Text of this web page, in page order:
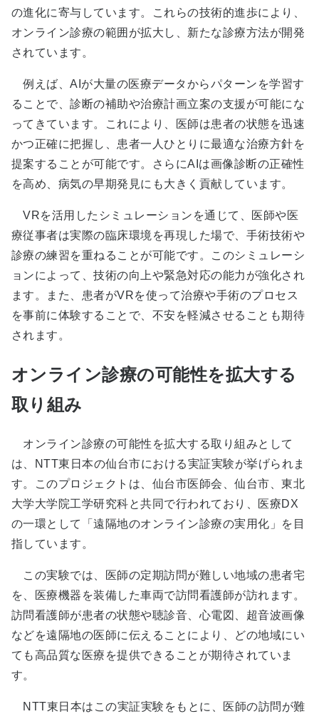
の進化に寄与しています。これらの技術的進歩により、
オンライン診療の範囲が拡大し、新たな診療方法が開発
されています。
例えば、AIが大量の医療データからパターンを学習す
ることで、診断の補助や治療計画立案の支援が可能にな
ってきています。これにより、医師は患者の状態を迅速
かつ正確に把握し、患者一人ひとりに最適な治療方針を
提案することが可能です。さらにAIは画像診断の正確性
を高め、病気の早期発見にも大きく貢献しています。
VRを活用したシミュレーションを通じて、医師や医
療従事者は実際の臨床環境を再現した場で、手術技術や
診療の練習を重ねることが可能です。このシミュレーシ
ョンによって、技術の向上や緊急対応の能力が強化され
ます。また、患者がVRを使って治療や手術のプロセス
を事前に体験することで、不安を軽減させることも期待
されます。
オンライン診療の可能性を拡大する
取り組み
オンライン診療の可能性を拡大する取り組みとして
は、NTT東日本の仙台市における実証実験が挙げられま
す。このプロジェクトは、仙台市医師会、仙台市、東北
大学大学院工学研究科と共同で行われており、医療DX
の一環として「遠隔地のオンライン診療の実用化」を目
指しています。
この実験では、医師の定期訪問が難しい地域の患者宅
を、医療機器を装備した車両で訪問看護師が訪れます。
訪問看護師が患者の状態や聴診音、心電図、超音波画像
などを遠隔地の医師に伝えることにより、どの地域にい
ても高品質な医療を提供できることが期待されていま
す。
NTT東日本はこの実証実験をもとに、医師の訪問が難